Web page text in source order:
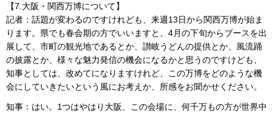
【7.大阪・関西万博について】
記者：話題が変わるのですけれども、来週13日から関西万博が始ま
ります。県でも春会期の方でいいますと、4月の下旬からブースを出
展して、市町の観光地であるとか、讃岐うどんの提供とか、風流踊
の披露とか、様々な魅力発信の機会になるかと思うのですけども、
知事としては、改めてになりますけれど、この万博をどのような機
会にしていきたいという風にお考えか、所感をお聞かせください。
知事：はい。1つはやはり大阪、この会場に、何千万もの方が世界中